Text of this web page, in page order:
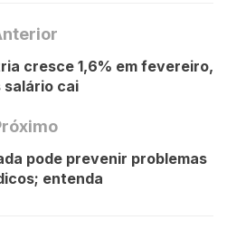
cresce 1,6% em fevereiro,
salário cai
pode prevenir problemas
entenda